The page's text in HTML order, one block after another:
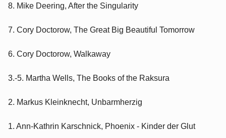
8. Mike Deering, After the Singularity
7. Cory Doctorow, The Great Big Beautiful Tomorrow
6. Cory Doctorow, Walkaway
3.-5. Martha Wells, The Books of the Raksura
2. Markus Kleinknecht, Unbarmherzig
1. Ann-Kathrin Karschnick, Phoenix - Kinder der Glut